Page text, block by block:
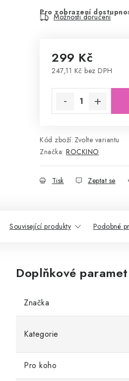
Pro zobrazení
Možnosti doručení
299 Kč
247,11 Kč bez DPH
Kód zboží: Zvolte variantu
Značka: ROCKINO
Tisk Zeptat se
Související produkty Podobné
Doplňkové
Značka
Kategorie
Pro koho